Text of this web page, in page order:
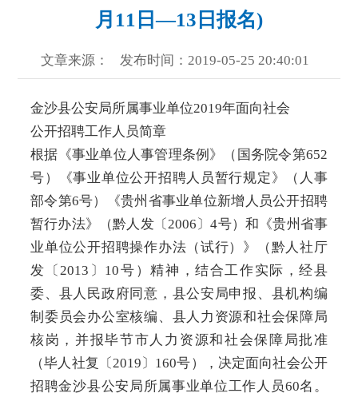
月11日—13日报名)
文章来源： 发布时间：2019-05-25 20:40:01
金沙县公安局所属事业单位2019年面向社会
公开招聘工作人员简章
根据《事业单位人事管理条例》（国务院令第652
号）《事业单位公开招聘人员暂行规定》（人事
部令第6号）《贵州省事业单位新增人员公开招聘
暂行办法》（黔人发〔2006〕4号）和《贵州省事
业单位公开招聘操作办法（试行）》（黔人社厅
发〔2013〕10号）精神，结合工作实际，经县
委、县人民政府同意，县公安局申报、县机构编
制委员会办公室核编、县人力资源和社会保障局
核岗，并报毕节市人力资源和社会保障局批准
（毕人社复〔2019〕160号），决定面向社会公开
招聘金沙县公安局所属事业单位工作人员60名。